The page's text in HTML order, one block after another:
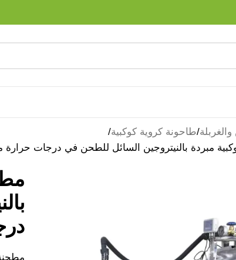
طاحونة كروية كوكبية
مبردة بالنيتروجين السائل للطحن في درجات حرارة